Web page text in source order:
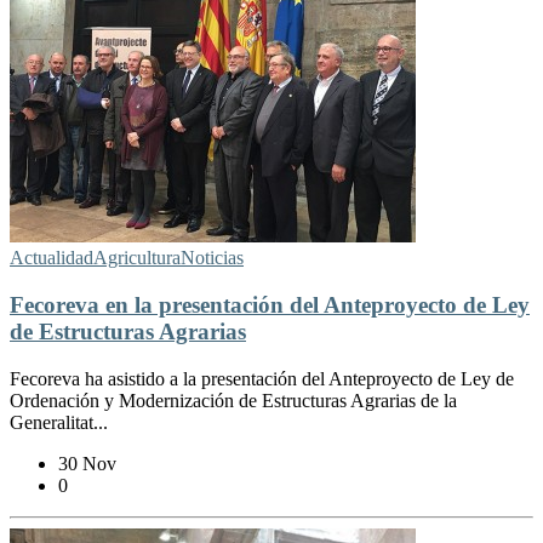
ActualidadAgriculturaNoticias
Fecoreva en la presentación del Anteproyecto de Ley
de Estructuras Agrarias
Fecoreva ha asistido a la presentación del Anteproyecto de Ley de
Ordenación y Modernización de Estructuras Agrarias de la
Generalitat...
30 Nov
0